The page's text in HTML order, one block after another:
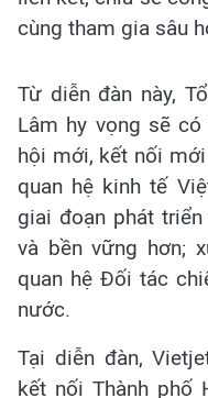
cùng tham gia sâu
Từ diễn đàn này,
Lâm hy vọng sẽ
hội mới, kết nối
quan hệ kinh tế
giai đoạn phát
và bền vững hơn;
quan hệ Đối tác
nước.
Tại diễn đàn,
kết nối Thành phố